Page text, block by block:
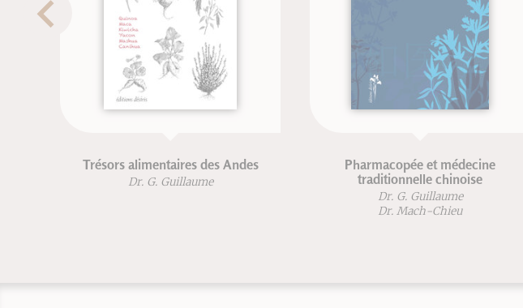
Trésors alimentaires des Andes
Dr. G. Guillaume
Pharmacopée et médecine
traditionnelle chinoise
Dr. G. Guillaume
Dr. Mach-Chieu